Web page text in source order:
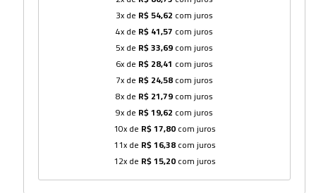
3x de R$ 54,62 com juros
4x de R$ 41,57 com juros
5x de R$ 33,69com juros
6x de R$ 28,41 com juros
7x de R$ 24,58com juros
8x de R$ 21,79com juros
9x de R$ 19,62 com juros
10x de R$ 17,80com juros
11x de R$ 16,38com juros
12x de R$ 15,20com juros